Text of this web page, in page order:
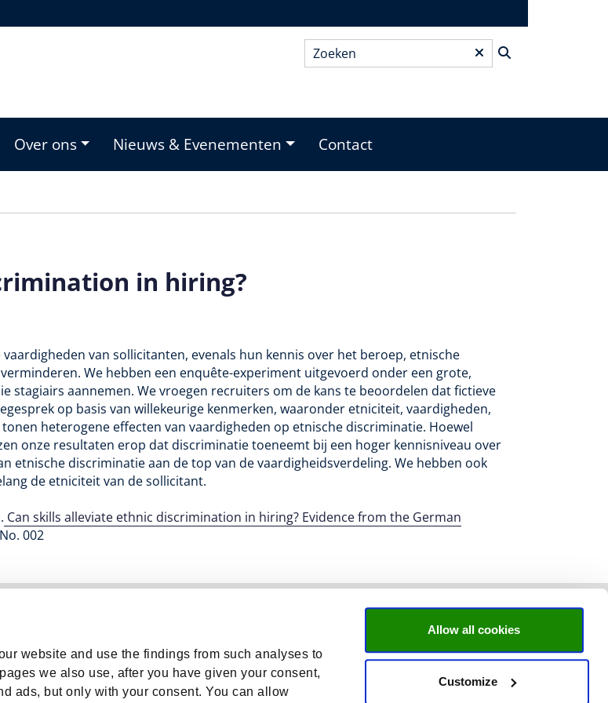
website and use the findings from such analyses to
we also use, after you have given your consent,
ads, but only with your consent. You can allow
Allow all cookies
Customize
Zoeken*
Over ons Nieuws & Evenementen Contact
in hiring?
van sollicitanten, evenals hun kennis over het beroep, etnische
We hebben een enquête-experiment uitgevoerd onder een grote,
stagiairs aannemen. We vroegen recruiters om de kans te beoordelen dat fictieve
op basis van willekeurige kenmerken, waaronder etniciteit, vaardigheden,
heterogene effecten van vaardigheden op etnische discriminatie. Hoewel
onze resultaten erop dat discriminatie toeneemt bij een hoger kennisniveau over
etnische discriminatie aan de top van de vaardigheidsverdeling. We hebben ook
de etniciteit van de sollicitant.
Can skills alleviate ethnic discrimination in hiring? Evidence from the German
002